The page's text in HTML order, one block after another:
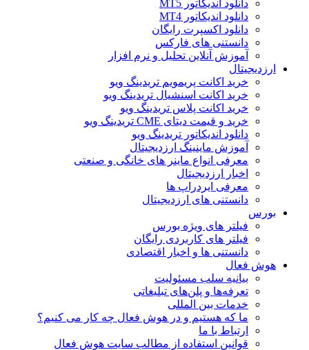
دانلود اندیکاتور MT5
دانلود اندیکاتور MT4
دانلود اکسپرت رایگان
دانستنی های فارکس
آموزش آنلاین تحلیل و نرم افزار
ارزدیجیتال
خرید اکانت پریمویم تریدینگ ویو
خرید اکانت اسنشیال تریدینگ ویو
خرید اکانت پلاس تریدینگ ویو
خرید و قیمت دیتای CME تریدینگ ویو
دانلود اندیکاتور تریدینگ ویو
آموزش ماینینگ ارزدیجیتال
معرفی انواع ماینر های خانگی و صنعتی
اخبار ارزدیجیتال
معرفی ایردراپ ها
دانستنی های ارزدیجیتال
بورس
فیلتر های ویژه بورس
فیلتر های کاربردی رایگان
دانستنی ها و اخبار اقتصادی
هوش فعال
بیانیه سلب مسئولیت
تعرفه‌ها و پلن‌های تبلیغاتی
خدمات بین المللی
ما که هستیم و در هوش فعال چه کار می کنیم؟
ارتباط با ما
قوانین استفاده از مطالب سایت هوش فعال